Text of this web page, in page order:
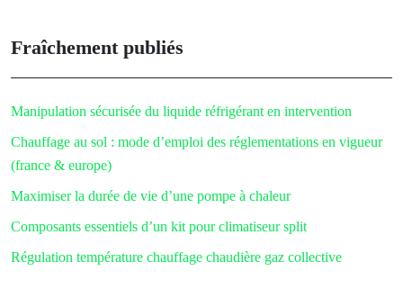
Fraîchement publiés
Manipulation sécurisée du liquide réfrigérant en intervention
Chauffage au sol : mode d’emploi des réglementations en vigueur
(france & europe)
Maximiser la durée de vie d’une pompe à chaleur
Composants essentiels d’un kit pour climatiseur split
Régulation température chauffage chaudière gaz collective